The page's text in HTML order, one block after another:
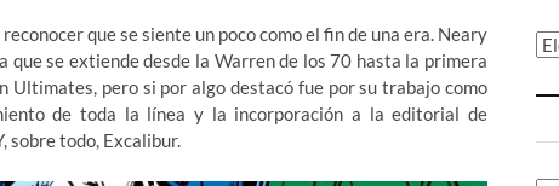
que se siente un poco como el fin de una era. Neary
se extiende desde la Warren de los 70 hasta la primera
pero si por algo destacó fue por su trabajo como
de toda la línea y la incorporación a la editorial de
sobre todo, Excalibur.